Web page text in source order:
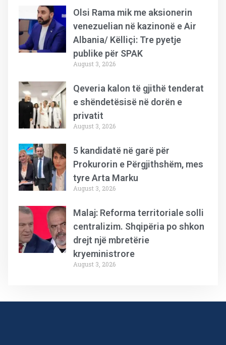
Olsi Rama mik me aksionerin
venezuelian në kazinonë e Air
Albania/ Këlliçi: Tre pyetje
publike për SPAK
August 3, 2026
Qeveria kalon të gjithë tenderat
e shëndetësisë në dorën e
privatit
August 3, 2026
5 kandidatë në garë për
Prokurorin e Përgjithshëm, mes
tyre Arta Marku
August 3, 2026
Malaj: Reforma territoriale solli
centralizim. Shqipëria po shkon
drejt një mbretërie
kryeministrore
August 3, 2026